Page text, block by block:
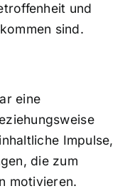
und
sind.
eine
Impulse,
die zum
motivieren.